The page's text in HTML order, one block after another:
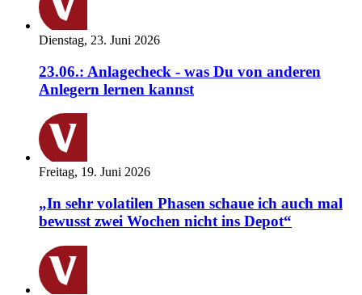
Dienstag, 23. Juni 2026
23.06.: Anlagecheck - was Du von anderen
Anlegern lernen kannst
Freitag, 19. Juni 2026
„In sehr volatilen Phasen schaue ich auch mal
bewusst zwei Wochen nicht ins Depot“